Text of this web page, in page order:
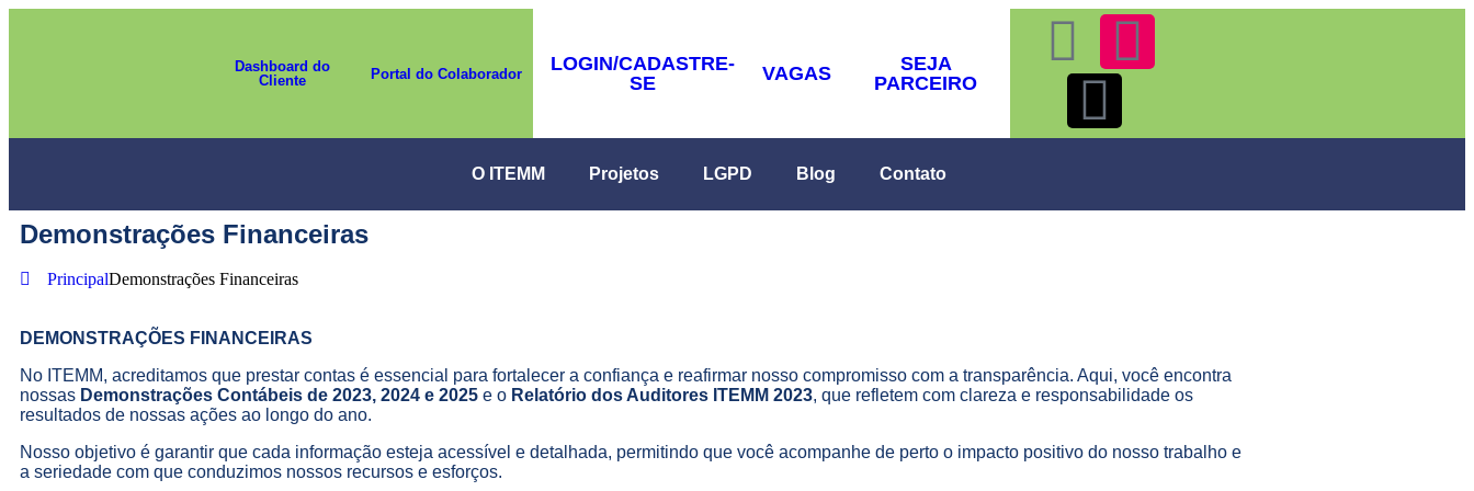
Dashboard do
Cliente
Portal do Colaborador
LOGIN/CADASTRE-
SE
VAGAS
SEJA
PARCEIRO
O ITEMM Projetos LGPD Blog Contato
Demonstrações Financeiras
PrincipalDemonstrações Financeiras
DEMONSTRAÇÕES FINANCEIRAS
No ITEMM, acreditamos que prestar contas é essencial para fortalecer a confiança e reafirmar nosso compromisso com a transparência. Aqui, você encontra
nossas Demonstrações Contábeis de 2023, 2024 e 2025 e o Relatório dos Auditores ITEMM 2023, que refletem com clareza e responsabilidade os
resultados de nossas ações ao longo do ano.
Nosso objetivo é garantir que cada informação esteja acessível e detalhada, permitindo que você acompanhe de perto o impacto positivo do nosso trabalho e
a seriedade com que conduzimos nossos recursos e esforços.